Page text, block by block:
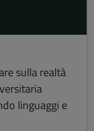
sulla realtà
linguaggi e